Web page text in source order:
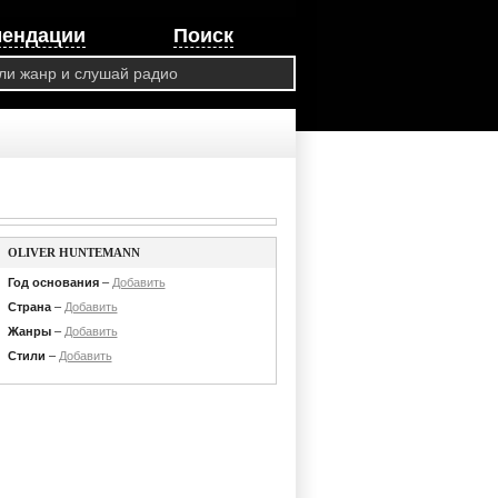
Поиск
OLIVER HUNTEMANN
Год основания– Добавить
Страна– Добавить
Жанры– Добавить
Стили – Добавить